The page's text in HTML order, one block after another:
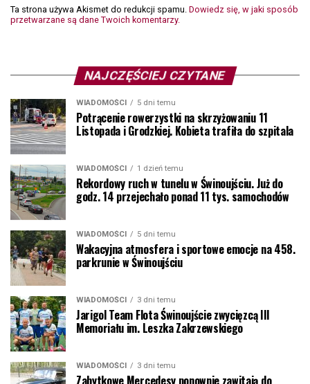
Ta strona używa Akismet do redukcji spamu. Dowiedz się, w jaki sposób
przetwarzane są dane Twoich komentarzy.
NAJCZĘŚCIEJ CZYTANE
WIADOMOŚCI 5 dni temu
Potrącenie rowerzystki na skrzyżowaniu 11
Listopada i Grodzkiej. Kobieta trafiła do szpitala
WIADOMOŚCI 1 dzień temu
Rekordowy ruch w tunelu w Świnoujściu. Już do
godz. 14 przejechało ponad 11 tys. samochodów
WIADOMOŚCI 5 dni temu
Wakacyjna atmosfera i sportowe emocje na 458.
parkrunie w Świnoujściu
WIADOMOŚCI 3 dni temu
Jarigol Team Flota Świnoujście zwycięzcą III
Memoriału im. Leszka Zakrzewskiego
WIADOMOŚCI 3 dni temu
Zabytkowe Mercedesy ponownie zawitają do